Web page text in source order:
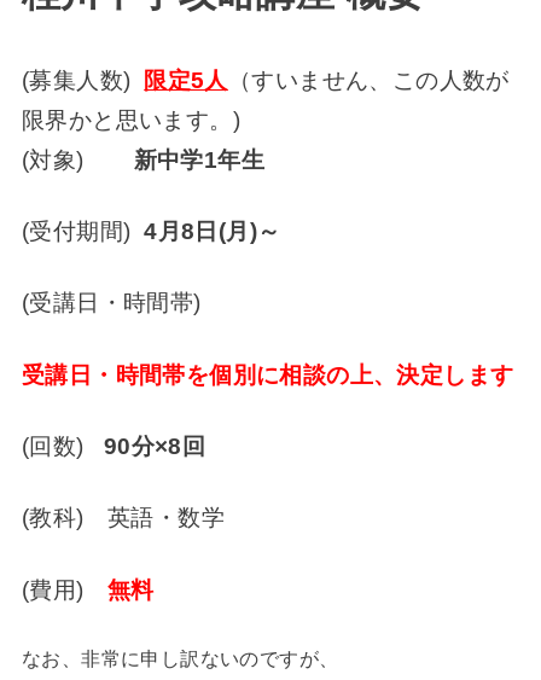
(募集人数) 限定5人
（すいません、この人数が
限界かと思います。)
(対象) 新中学1年生
(受付期間)4月8日(月)～
(受講日・時間帯)
受講日・時間帯を個別に相談の上、決定します
(回数) 90分×8回
(教科) 英語・数学
(費用) 無料
なお、非常に申し訳ないのですが、